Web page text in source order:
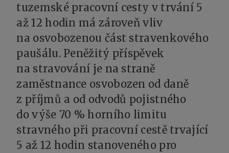
tuzemské pracovní cesty v trvání 5
až 12 hodin má zároveň vliv
na osvobozenou část stravenkového
paušálu. Peněžitý příspěvek
na stravování je na straně
zaměstnance osvobozen od daně
z příjmů a od odvodů pojistného
do výše 70 % horního limitu
stravného při pracovní cestě trvající
5 až 12 hodin stanoveného pro